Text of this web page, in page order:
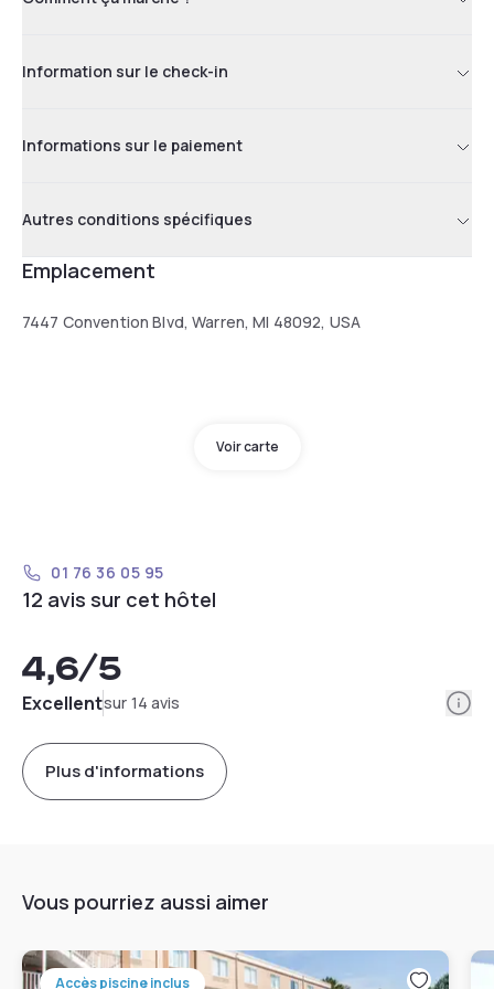
Information sur le check-in
Informations sur le paiement
Autres conditions spécifiques
Emplacement
7447 Convention Blvd, Warren, MI 48092, USA
Voir carte
01 76 36 05 95
12 avis sur cet hôtel
4,6/5
Excellentsur 14 avis
Plus d'informations
Vous pourriez aussi aimer
Accès piscine inclus